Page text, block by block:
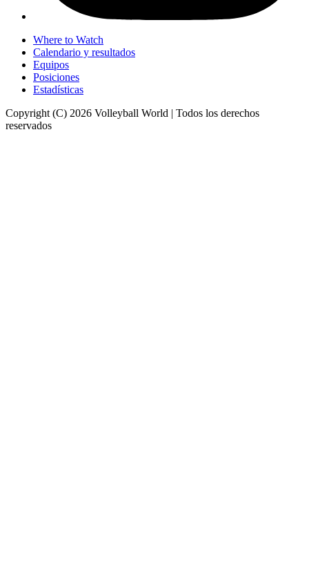
Where to Watch
Calendario y resultados
Equipos
Posiciones
Estadísticas
Copyright (C) 2026 Volleyball World | Todos los derechos
reservados